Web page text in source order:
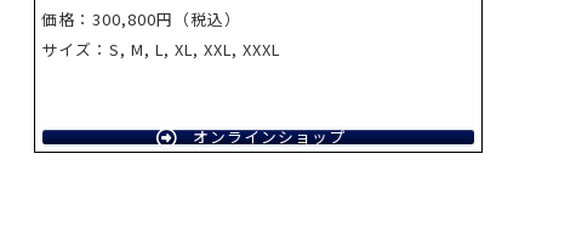
価格：300,800円（税込）
サイズ：S, M, L, XL, XXL, XXXL
オンラインショップ